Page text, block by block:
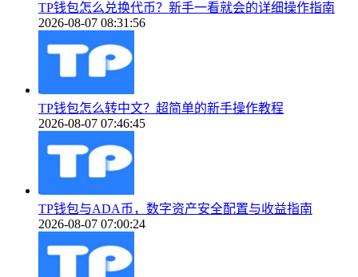
TP钱包怎么兑换代币？新手一看就会的详细操作指南
2026-08-07 08:31:56
TP钱包怎么转中文？超简单的新手操作教程
2026-08-07 07:46:45
TP钱包与ADA币，数字资产安全配置与收益指南
2026-08-07 07:00:24